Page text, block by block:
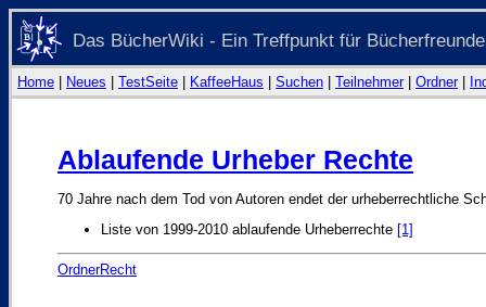
Das BücherWiki - Ein Treffpunkt für Bücherfreunde
Home Neues TestSeite KaffeeHaus Suchen Teilnehmer| Ordner|
Ablaufende Urheber Rechte
70 Jahre nach dem Tod von Autoren endet der urheberrechtliche
Liste von 1999-2010 ablaufende Urheberrechte [1]
OrdnerRecht